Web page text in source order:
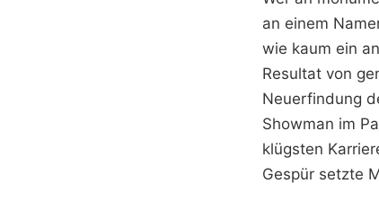
an einem
wie kaum ein
Resultat von
Neuerfindung
Showman im
klügsten
Gespür setzte